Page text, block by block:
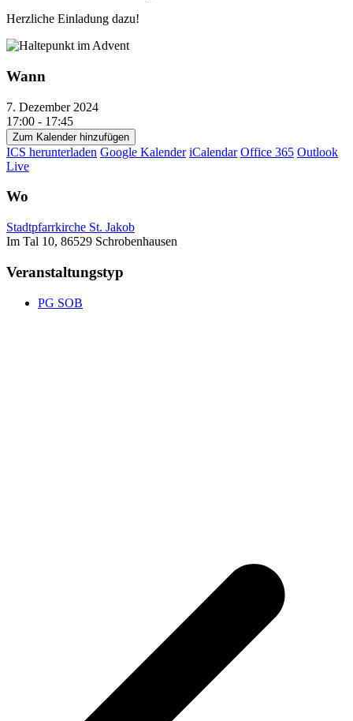
Herzliche Einladung dazu!
Wann
7. Dezember 2024
17:00 - 17:45
Zum Kalender hinzufügen
ICS herunterladen Google Kalender iCalendar Office 365 Outlook
Live
Wo
Stadtpfarrkirche St. Jakob
Im Tal 10, 86529 Schrobenhausen
Veranstaltungstyp
PG SOB